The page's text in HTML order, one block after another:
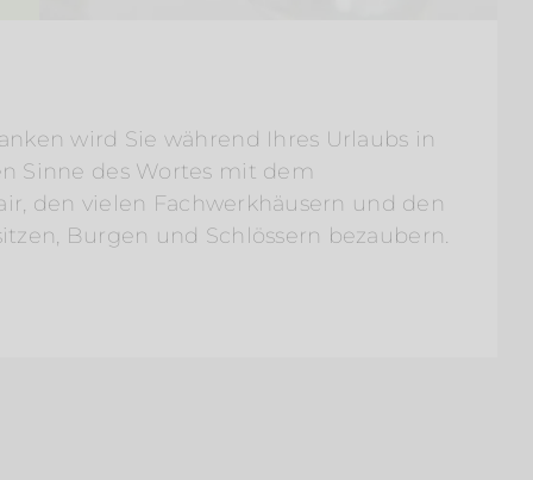
wird Sie während Ihres Urlaubs in
Sinne des Wortes mit dem
den vielen Fachwerkhäusern und den
Burgen und Schlössern bezaubern.